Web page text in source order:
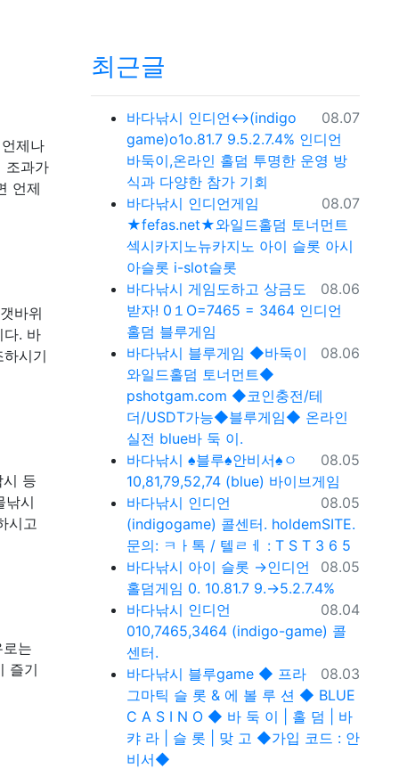
제나
조과가
언제
바위
다. 바
시기
등
낚시
시고
는
즐기
최근글
등록일
08.07
바다낚시 인디언↔(indigo
game)o1o.81.7 9.5.2.7.4% 인디언
바둑이,온라인 홀덤 투명한 운영 방
식과 다양한 참가 기회
등록일
08.07
바다낚시 인디언게임
★fefas.net★와일드홀덤 토너먼트
섹­시카­지노뉴카­지노 아이 슬롯 아시
아슬­롯 i-slot슬­롯
등록일
08.06
바다낚시 게임도하고 상금도
받자! 0１O=7465 = 3464 인디언
홀덤 블루게임
등록일
08.06
바다낚시 블루게임 ◆바둑이
와일드홀덤 토너먼트◆
pshotgam.com ◆코인충전/테
더/USDT가능◆블루게임◆ 온라인
실전 blue바 둑 이.
등록일
08.05
바다낚시 ♠블루♠안비서♠ㅇ
10,81,79,52,74 (blue) 바이브게임
등록일
08.05
바다낚시 인디언
(indigogame) 콜센터. holdemSITE.
문의: ㅋㅏ톡 / 텔ㄹㅔ : T S T 3 6 5
등록일
08.05
바다낚시 아이 슬롯 →인디언
홀덤게임 0. 10.81.7 9.→5.2.7.4%
등록일
08.04
바다낚시 인디언
010,7465,3464 (indigo-game) 콜
센터.
등록일
08.03
바다낚시 블루game ◆ 프라
그마틱 슬 롯 & 에 볼 루 션 ◆ BLUE
C A S I N O ◆ 바 둑 이 | 홀 덤 | 바
캬 라 | 슬 롯 | 맞 고 ◆가입 코드 : 안
비서◆